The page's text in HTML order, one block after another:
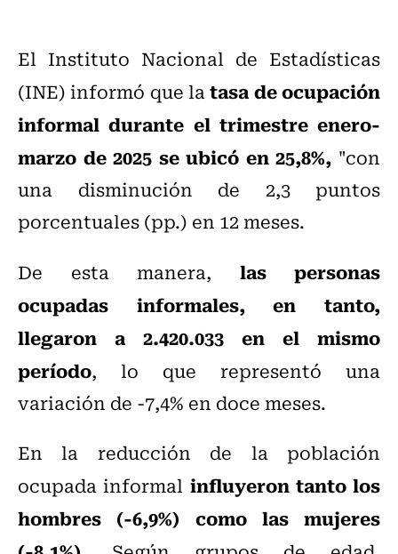
El Instituto Nacional de Estadísticas
(INE) informó que latasa de ocupación
informal durante el trimestre enero-
marzo de 2025 se ubicó en 25,8%, "con
una disminución de 2,3 puntos
porcentuales (pp.) en 12 meses.
De esta manera, las personas
ocupadas informales, en tanto,
llegaron a 2.420.033 en el mismo
período, lo que representó una
variación de -7,4% en doce meses.
En la reducción de la población
ocupada informal influyeron tanto los
hombres (-6,9%) como las mujeres